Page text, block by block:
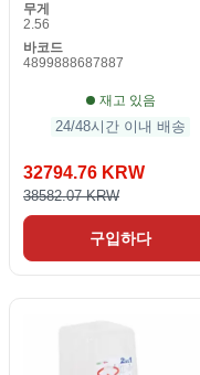
무게
2.56
바코드
4899888687887
재고 있음
24/48시간 이내 배송
32794.76 KRW
38582.07 KRW
구입하다